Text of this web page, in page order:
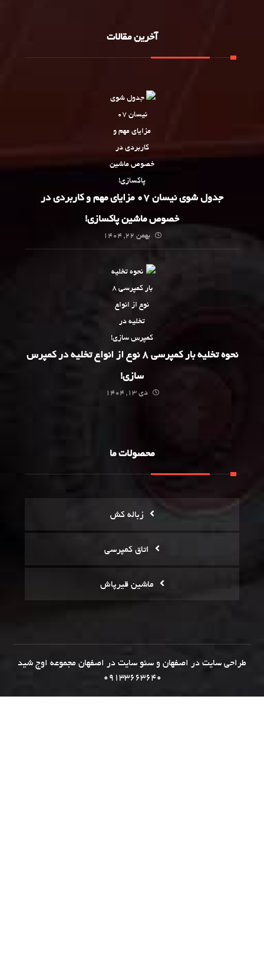
آخرین مقالات
جدول شوی نیسان 07 مزایای مهم و کاربردی در
خصوص ماشین پاکسازی!
بهمن 22, 1404
نحوه تخلیه بار کمپرسی 8 نوع از انواع تخلیه در کمپرس
سازی!
دی 13, 1404
محصولات ما
زباله کش
اتاق کمپرسی
ماشین قیرپاش
طراحی سایت در اصفهان و سئو سایت در اصفهان مجموعه اوج شید
09133663640